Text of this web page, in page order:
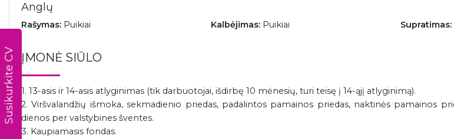
Susikurkite CV
Anglų
Rašymas: Puikiai Kalbėjimas:Puikiai Supratimas:
ĮMONĖ SIŪLO
1. 13-asis ir 14-asis atlyginimas (tik darbuotojai, išdirbę 10 mėnesių, turi teisę į 14-ąjį atlyginimą).
2. Viršvalandžių išmoka, sekmadienio priedas, padalintos pamainos priedas, naktinės pamainos
dienos per valstybines šventes.
3. Kaupiamasis fondas.